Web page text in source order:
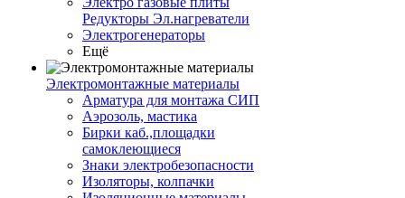
Редукторы Эл.нагреватели
Электрогенераторы
Ещё
Электромонтажные материалы
Арматура для монтажа СИП
Аэрозоль, мастика
Бирки каб.,площадки
самоклеющиеся
Знаки электробезопасности
Изоляторы, колпачки